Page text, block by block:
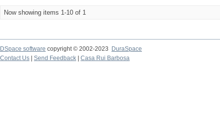
Now showing items 1-10 of 1
DSpace software copyright © 2002-2023
DuraSpace
Contact Us
Send Feedback Casa Rui Barbosa